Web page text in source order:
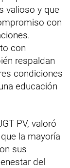
valioso y que
con
con
respaldan
condiciones
educación
PV, valoró
la mayoría
sus
del